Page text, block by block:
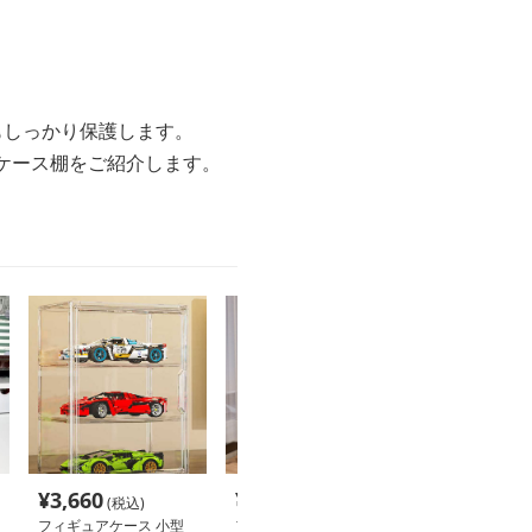
っかり保護します。
ス棚をご紹介します。
¥3,660(税込)
フィギュアケース 小型
¥
フィギュアケース 前開